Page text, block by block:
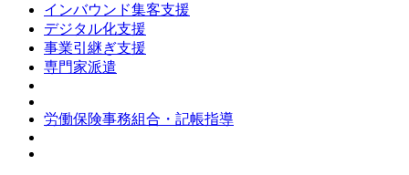
インバウンド集客支援
デジタル化支援
事業引継ぎ支援
専門家派遣
労働保険事務組合・記帳指導